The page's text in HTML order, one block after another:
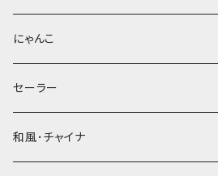
にゃんこ
セーラー
和風･チャイナ